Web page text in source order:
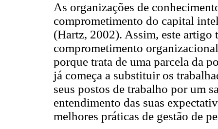
As organizações de
comprometimento do capital
(Hartz, 2002). Assim, este
comprometimento
porque trata de uma parcela da
já começa a substituir os
seus postos de trabalho por um
entendimento das suas
melhores práticas de gestão de